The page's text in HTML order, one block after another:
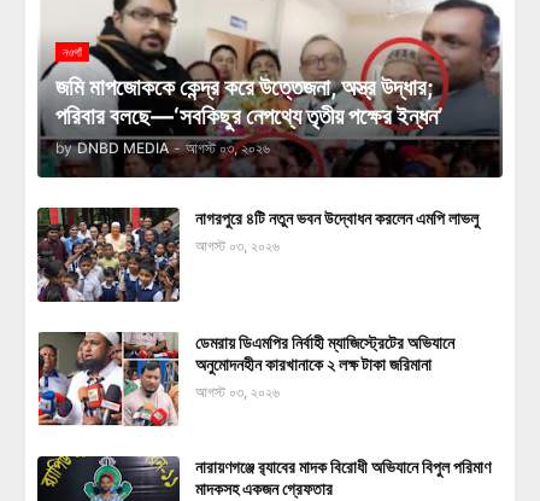
নওগাঁ
জমি মাপজোককে কেন্দ্র করে উত্তেজনা, অস্ত্র উদ্ধার;
পরিবার বলছে—‘সবকিছুর নেপথ্যে তৃতীয় পক্ষের ইন্ধন’
by DNBD MEDIA - আগস্ট ০৩, ২০২৬
নাগরপুরে ৪টি নতুন ভবন উদ্বোধন করলেন এমপি লাভলু
আগস্ট ০৩, ২০২৬
ডেমরায় ডিএমপির নির্বাহী ম্যাজিস্ট্রেটের অভিযানে
অনুমোদনহীন কারখানাকে ২ লক্ষ টাকা জরিমানা
আগস্ট ০৩, ২০২৬
নারায়ণগঞ্জে র‍্যাবের মাদক বিরোধী অভিযানে বিপুল পরিমাণ
মাদকসহ একজন গ্রেফতার